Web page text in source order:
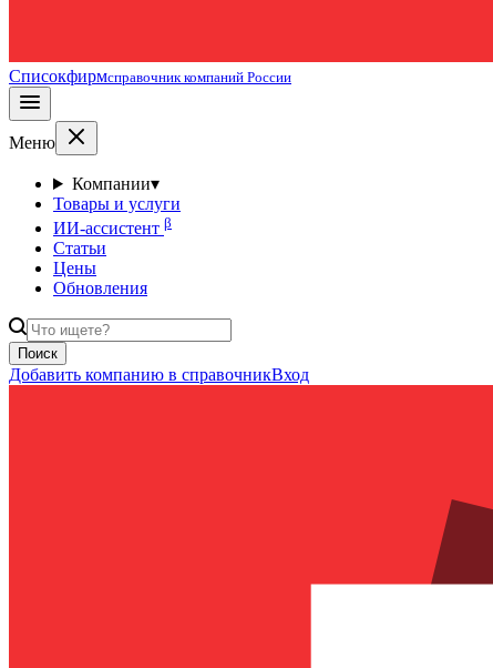
Списокфирмсправочник компаний России
Меню
Компании▾
Товары и услуги
ИИ-ассистент β
Статьи
Цены
Обновления
Поиск
Добавить компанию в справочникВход